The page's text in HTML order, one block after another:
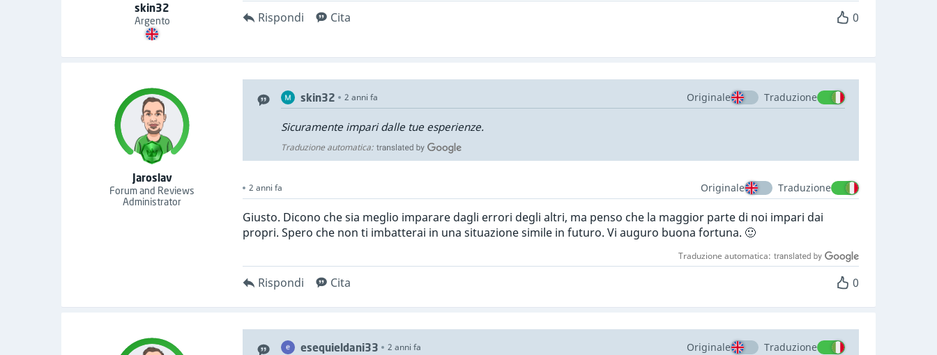
skin32
Argento Rispondi Cita 0
Jaroslav
Forum and Reviews
Administrator
skin32 2 anni fa Originale Traduzione
Sicuramente impari dalle tue esperienze.
Traduzione automatica:
2 anni fa Originale Traduzione
Giusto. Dicono che sia meglio imparare dagli errori degli altri, ma penso che la maggior parte di noi impari dai
propri. Spero che non ti imbatterai in una situazione simile in futuro. Vi auguro buona fortuna. 🙂
Traduzione automatica:
Rispondi Cita 0
esequieldani33 2 anni fa Originale Traduzione